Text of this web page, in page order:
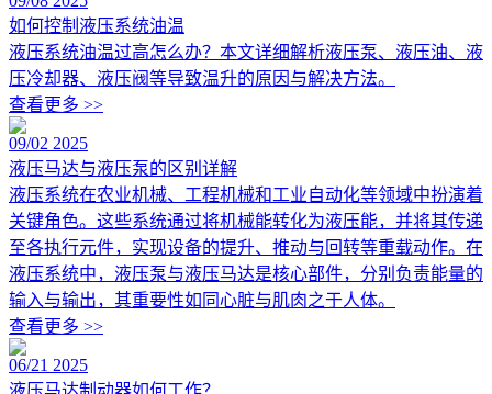
如何控制液压系统油温
液压系统油温过高怎么办？本文详细解析液压泵、液压油、液
压冷却器、液压阀等导致温升的原因与解决方法。
查看更多 >>
09/02 2025
液压马达与液压泵的区别详解
液压系统在农业机械、工程机械和工业自动化等领域中扮演着
关键角色。这些系统通过将机械能转化为液压能，并将其传递
至各执行元件，实现设备的提升、推动与回转等重载动作。在
液压系统中，液压泵与液压马达是核心部件，分别负责能量的
输入与输出，其重要性如同心脏与肌肉之于人体。
查看更多 >>
06/21 2025
液压马达制动器如何工作？